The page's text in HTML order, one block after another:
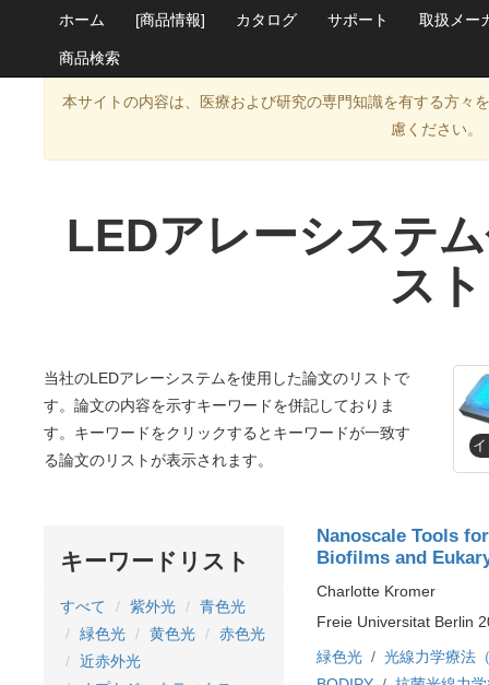
ホーム [商品情報] カタログ サポート 取扱メー
商品検索
本サイトの内容は、医療および研究の専門知識を有する方々
慮ください。
LEDアレーシステ
スト
当社のLEDアレーシステムを使用した論文のリストで
す。論文の内容を示すキーワードを併記しておりま
す。キーワードをクリックするとキーワードが一致す
る論文のリストが表示されます。
キーワードリスト
すべて 紫外光
青色光
緑色光
黄色光
赤色光
近赤外光
Nanoscale Tools
Biofilms and
Charlotte Kromer
Freie Universitat Berlin
緑色光
光線力学療法